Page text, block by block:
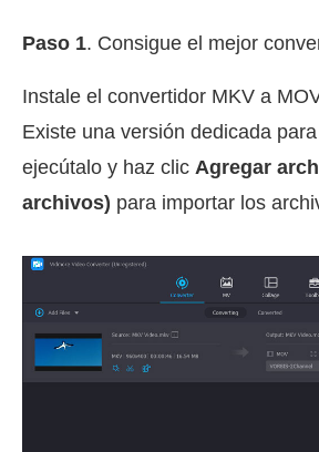
Paso 1. Consigue el mejor
Instale el convertidor MKV a
Existe una versión dedicada
ejecútalo y haz clic Agregar
archivos) para importar los